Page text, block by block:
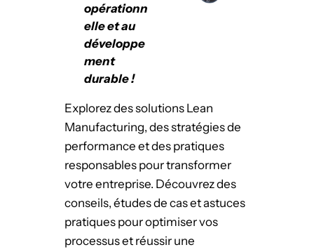
opérationn
elle et au
développe
ment
durable !
Explorez des solutions Lean
Manufacturing, des stratégies de
performance et des pratiques
responsables pour transformer
votre entreprise. Découvrez des
conseils, études de cas et astuces
pratiques pour optimiser vos
processus et réussir une